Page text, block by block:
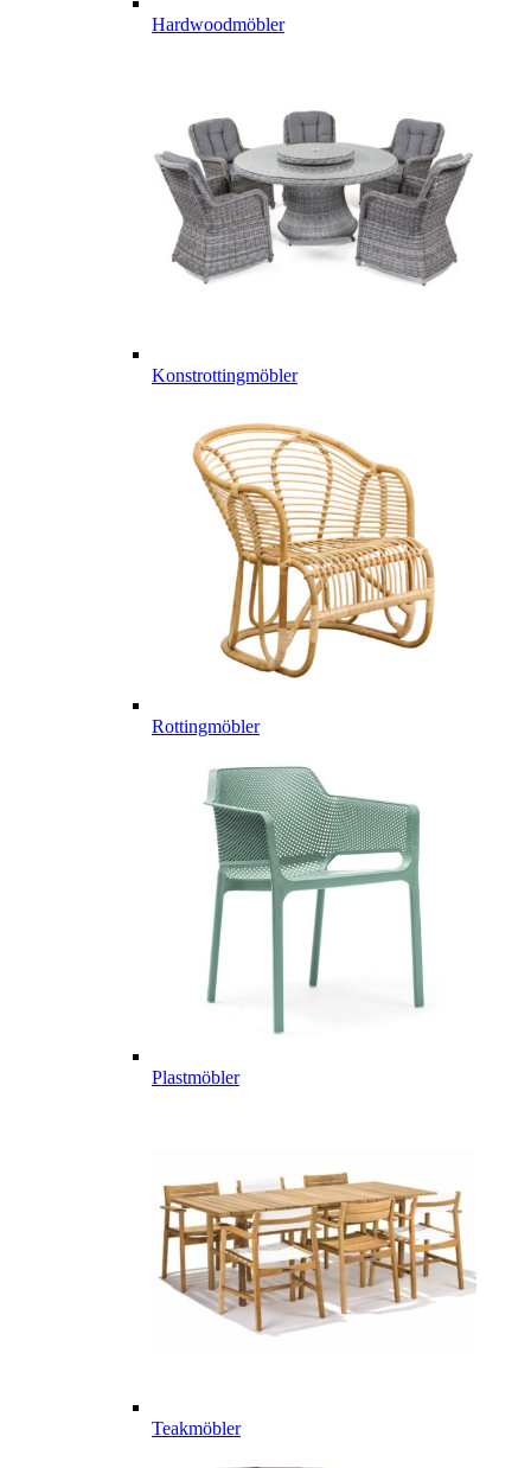
Hardwoodmöbler
Konstrottingmöbler
Rottingmöbler
Plastmöbler
Teakmöbler